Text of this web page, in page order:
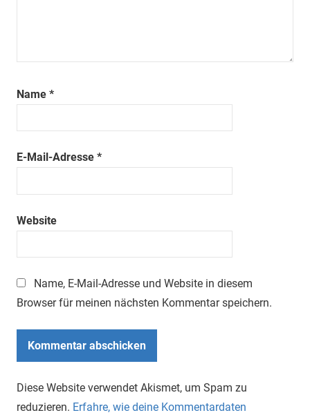
Name *
E-Mail-Adresse *
Website
Name, E-Mail-Adresse und Website in diesem
Browser für meinen nächsten Kommentar speichern.
Diese Website verwendet Akismet, um Spam zu
reduzieren. Erfahre, wie deine Kommentardaten